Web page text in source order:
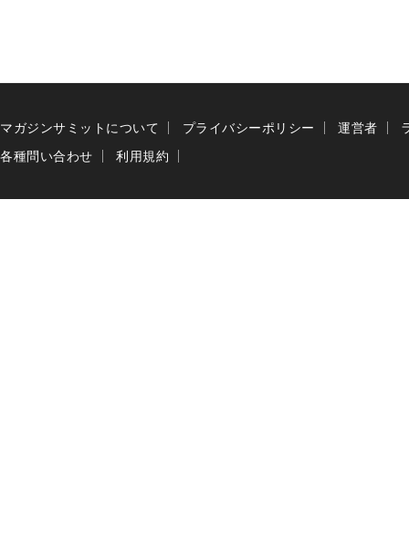
マガジンサミットについて プライバシーポリシー 運営者
各種問い合わせ
利用規約